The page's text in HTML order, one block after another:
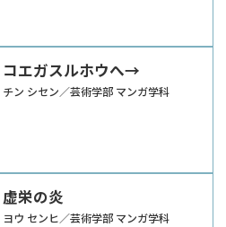
コエガスルホウへ→
チン シセン／芸術学部 マンガ学科
虚栄の炎
ヨウ センヒ／芸術学部 マンガ学科